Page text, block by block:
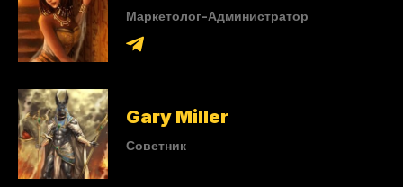
Маркетолог-Администратор
Gary Miller
Советник